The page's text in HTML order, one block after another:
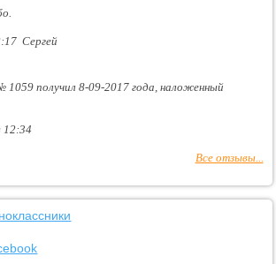
Сергей
1059 получил 8-09-2017 года, наложенный
12:34
Все отзывы...